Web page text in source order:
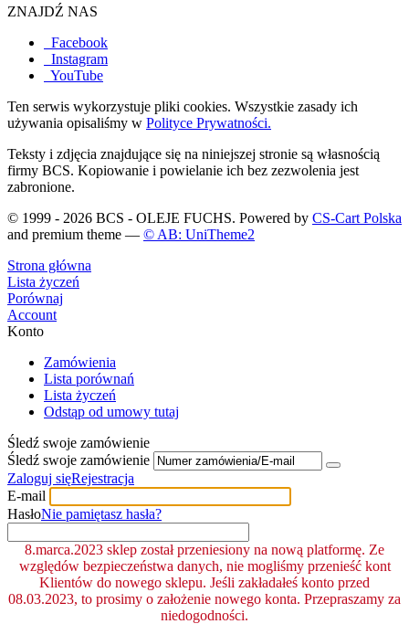
ZNAJDŹ NAS
Facebook
Instagram
YouTube
Ten serwis wykorzystuje pliki cookies. Wszystkie zasady ich
używania opisaliśmy w Polityce Prywatności.
Teksty i zdjęcia znajdujące się na niniejszej stronie są własnością
firmy BCS. Kopiowanie i powielanie ich bez zezwolenia jest
zabronione.
© 1999 - 2026 BCS - OLEJE FUCHS. Powered by CS-Cart Polska
and premium theme — © AB: UniTheme2
Strona główna
Lista życzeń
Porównaj
Account
Konto
Zamówienia
Lista porównań
Lista życzeń
Odstąp od umowy tutaj
Śledź swoje zamówienie
Śledź swoje zamówienie
Zaloguj sięRejestracja
E-mail
HasłoNie pamiętasz hasła?
8.marca.2023 sklep został przeniesiony na nową platformę. Ze
względów bezpieczeństwa danych, nie mogliśmy przenieść kont
Klientów do nowego sklepu. Jeśli zakładałeś konto przed
08.03.2023, to prosimy o założenie nowego konta. Przepraszamy za
niedogodności.